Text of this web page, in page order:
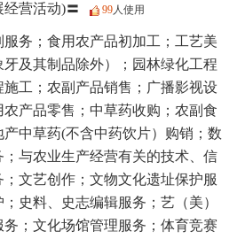
营活动)〓
99人使用
务；食用农产品初加工；工艺美
及其制品除外）；园林绿化工程
工；农副产品销售；广播影视设
产品零售；中草药收购；农副食
中草药(不含中药饮片）购销；数
与农业生产经营有关的技术、信
文艺创作；文物文化遗址保护服
史料、史志编辑服务；艺（美）
；文化场馆管理服务；体育竞赛